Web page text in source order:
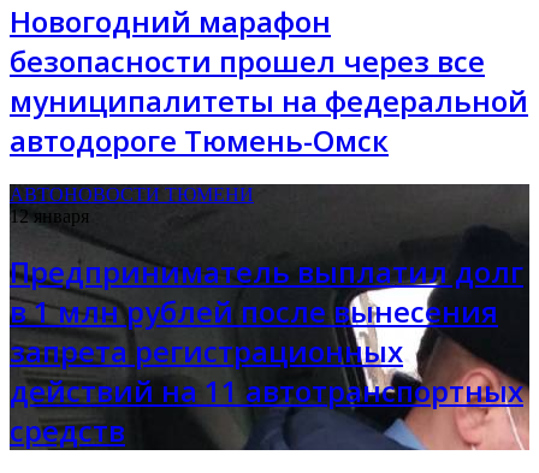
Новогодний марафон
безопасности прошел через все
муниципалитеты на федеральной
автодороге Тюмень-Омск
АВТОНОВОСТИ ТЮМЕНИ
12 января
Предприниматель выплатил долг
в 1 млн рублей после вынесения
запрета регистрационных
действий на 11 автотранспортных
средств